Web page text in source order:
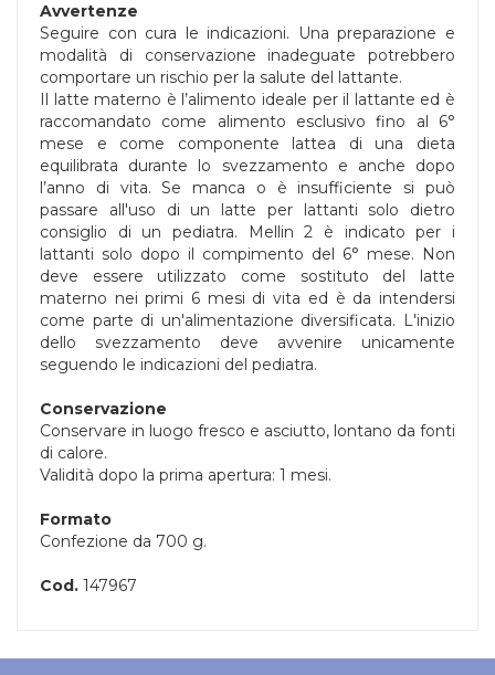
Avvertenze
Seguire con cura le indicazioni. Una preparazione e
modalità di conservazione inadeguate potrebbero
comportare un rischio per la salute del lattante.
Il latte materno è l’alimento ideale per il lattante ed è
raccomandato come alimento esclusivo fino al 6°
mese e come componente lattea di una dieta
equilibrata durante lo svezzamento e anche dopo
l’anno di vita. Se manca o è insufficiente si può
passare all'uso di un latte per lattanti solo dietro
consiglio di un pediatra. Mellin 2 è indicato per i
lattanti solo dopo il compimento del 6° mese. Non
deve essere utilizzato come sostituto del latte
materno nei primi 6 mesi di vita ed è da intendersi
come parte di un'alimentazione diversificata. L'inizio
dello svezzamento deve avvenire unicamente
seguendo le indicazioni del pediatra.
Conservazione
Conservare in luogo fresco e asciutto, lontano da fonti
di calore.
Validità dopo la prima apertura: 1 mesi.
Formato
Confezione da 700 g.
Cod. 147967